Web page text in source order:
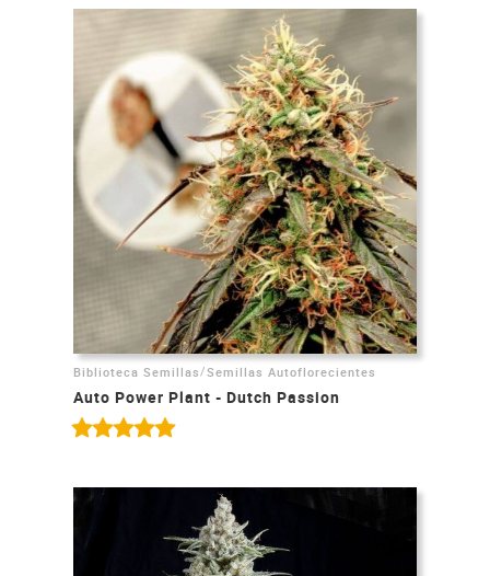
Biblioteca Semillas /Semillas Autoflorecientes
Auto Power Plant - Dutch Passion